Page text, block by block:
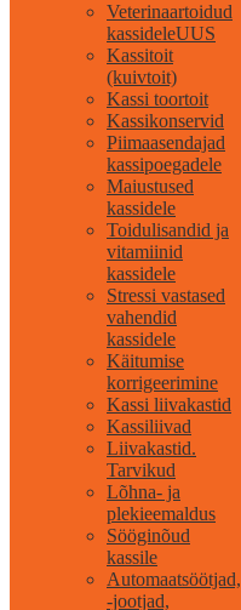
Veterinaartoidud
kassideleUUS
Kassitoit
(kuivtoit)
Kassi toortoit
Kassikonservid
Piimaasendajad
kassipoegadele
Maiustused
kassidele
Toidulisandid ja
vitamiinid
kassidele
Stressi vastased
vahendid
kassidele
Käitumise
korrigeerimine
Kassi liivakastid
Kassiliivad
Liivakastid.
Tarvikud
Lõhna- ja
plekieemaldus
Sööginõud
kassile
Automaatsöötjad,
-jootjad,